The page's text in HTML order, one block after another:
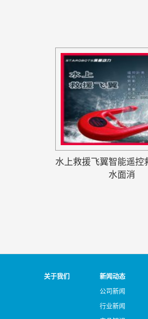
水上救援飞翼智能遥控
水面消
关于我们
新闻动态
公司新闻
行业新闻